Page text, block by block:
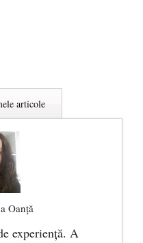
articole
Oanță
experiență. A